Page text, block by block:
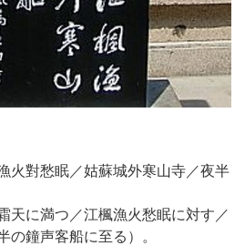
火對愁眠／姑蘇城外寒山寺／夜半
天に満つ／江楓漁火愁眠に対す／
の鐘声客船に至る）。